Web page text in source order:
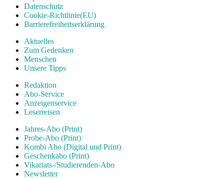
Datenschutz
Cookie-Richtlinie(EU)
Barrierefreiheitserklärung
Aktuelles
Zum Gedenken
Menschen
Unsere Tipps
Redaktion
Abo-Service
Anzeigenservice
Leserreisen
Jahres-Abo (Print)
Probe-Abo (Print)
Kombi Abo (Digital und Print)
Geschenkabo (Print)
Vikariats-/Studierenden-Abo
Newsletter